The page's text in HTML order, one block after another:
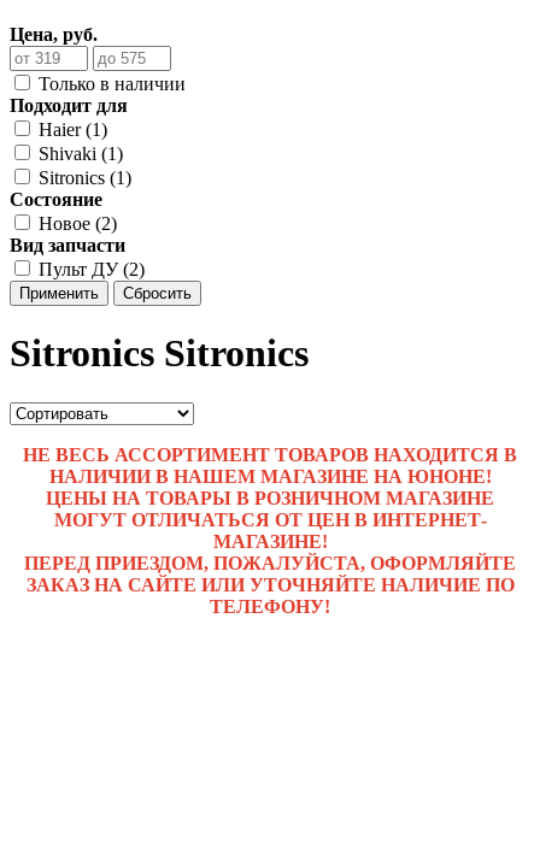
Цена, руб.
Только в наличии
Подходит для
Haier (1)
Shivaki (1)
Sitronics (1)
Состояние
Новое (2)
Вид запчасти
Пульт ДУ (2)
Применить Сбросить
Sitronics Sitronics
НЕ ВЕСЬ АССОРТИМЕНТ ТОВАРОВ НАХОДИТСЯ В
НАЛИЧИИ В НАШЕМ МАГАЗИНЕ НА ЮНОНЕ!
ЦЕНЫ НА ТОВАРЫ В РОЗНИЧНОМ МАГАЗИНЕ
МОГУТ ОТЛИЧАТЬСЯ ОТ ЦЕН В ИНТЕРНЕТ-
МАГАЗИНЕ!
ПЕРЕД ПРИЕЗДОМ, ПОЖАЛУЙСТА, ОФОРМЛЯЙТЕ
ЗАКАЗ НА САЙТЕ ИЛИ УТОЧНЯЙТЕ НАЛИЧИЕ ПО
ТЕЛЕФОНУ!